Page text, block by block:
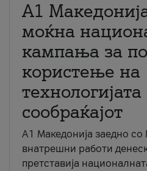
A1
моќна
кампања за
користење на
технологијата
сообраќајот
A1 Македонија заедно
внатрешни работи
претставија